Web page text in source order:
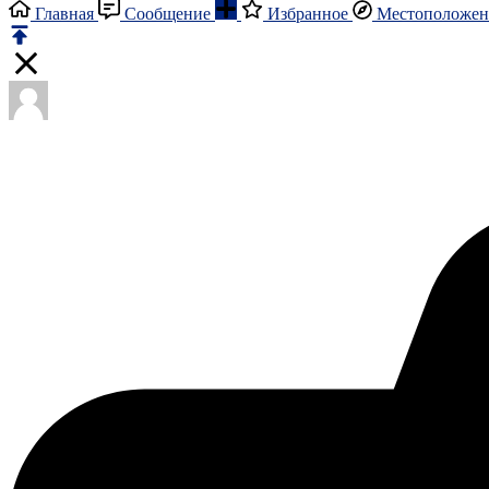
Главная Сообщение Избранное